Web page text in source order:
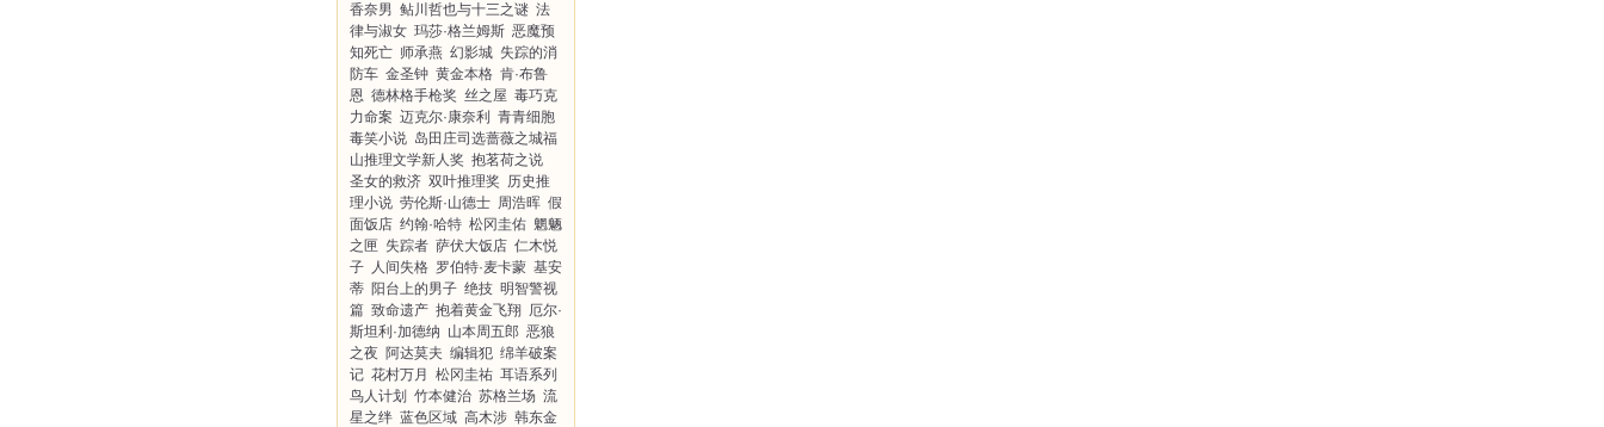
香奈男 鲇川哲也与十三之谜 法
律与淑女 玛莎·格兰姆斯 恶魔预
知死亡 师承燕 幻影城 失踪的消
防车 金圣钟 黄金本格 肯·布鲁
恩 德林格手枪奖 丝之屋 毒巧克
力命案 迈克尔·康奈利
青青细胞
毒笑小说 岛田庄司选蔷薇之城福
山推理文学新人奖 抱茗荷之说
圣女的救济 双叶推理奖 历史推
理小说 劳伦斯·山德士 周浩晖 假
面饭店 约翰·哈特 松冈圭佑 魍魉
之匣 失踪者 萨伏大饭店 仁木悦
子 人间失格 罗伯特·麦卡蒙 基安
蒂 阳台上的男子 绝技 明智警视
篇 致命遗产 抱着黄金飞翔 厄尔·
斯坦利·加德纳 山本周五郎 恶狼
之夜 阿达莫夫 编辑犯 绵羊破案
记 花村万月 松冈圭祐 耳语系列
鸟人计划
竹本健治 苏格兰场 流
星之绊 蓝色区域 高木涉 韩东金